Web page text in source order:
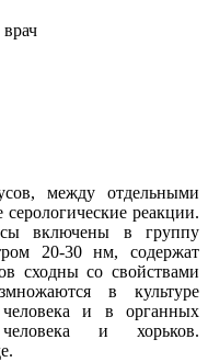
между отдельными
реакции.
включены в группу
20-30 нм, содержат
сходны со свойствами
в культуре
и в органных
и хорьков.